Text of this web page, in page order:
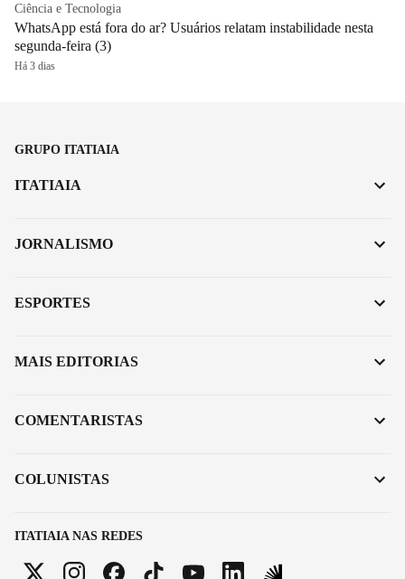
Ciência e Tecnologia
WhatsApp está fora do ar? Usuários relatam instabilidade nesta
segunda-feira (3)
Há 3 dias
GRUPO ITATIAIA
ITATIAIA NAS REDES
ITATIAIA
JORNALISMO
ESPORTES
MAIS EDITORIAS
COMENTARISTAS
COLUNISTAS